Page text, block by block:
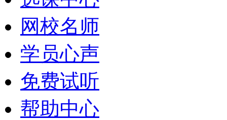
网校名师
学员心声
免费试听
帮助中心